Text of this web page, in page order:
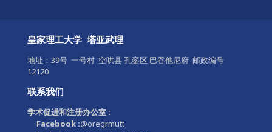
皇家理工大学 塔亚武理
地址：39号 一号村 空哄县 孔銮区 巴吞他尼府 邮政编号
12120
联系我们
学术促进和注册办公室 :
Facebook :@oregrmutt